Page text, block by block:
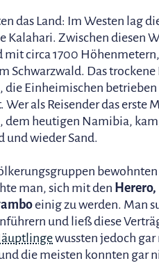
das Land: Im Westen lag
Kalahari. Zwischen diesen
mit circa 1700
Schwarzwald. Das trockene
die Einheimischen
als Reisender das erste
dem heutigen Namibia,
und wieder Sand.
bewohnten
man, sich mit den Herero,
einig zu werden. Man
und ließ diese
wussten jedoch gar
die meisten konnten gar